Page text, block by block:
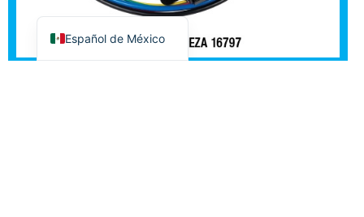
Español de México